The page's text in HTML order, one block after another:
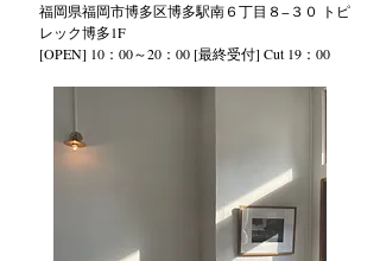
福岡県福岡市博多区博多駅南６丁目８−３０ トピ
レック博多1F
[OPEN] 10：00～20：00 [最終受付] Cut 19：00